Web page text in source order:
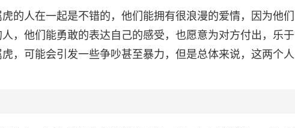
的人在一起是不错的，他们能拥有很浪漫的爱情，因为他们
，他们能勇敢的表达自己的感受，也愿意为对方付出，乐于
，可能会引发一些争吵甚至暴力，但是总体来说，这两个人